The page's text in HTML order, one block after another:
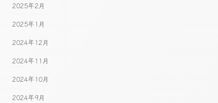
2025年2月
2025年1月
2024年12月
2024年11月
2024年10月
2024年9月